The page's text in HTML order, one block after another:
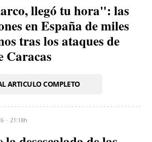
llegó tu hora": las
en España de miles
tras los ataques de
Caracas
ARTICULO COMPLETO
21:18h